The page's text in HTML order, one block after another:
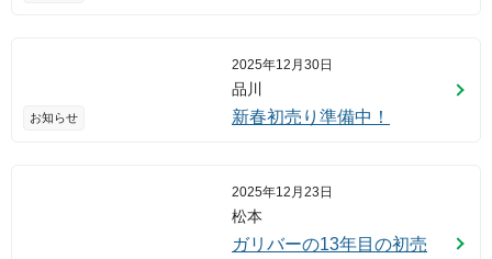
お知らせ
2025年12月30日
品川
新春初売り準備中！
2025年12月23日
松本
ガリバーの13年目の初売